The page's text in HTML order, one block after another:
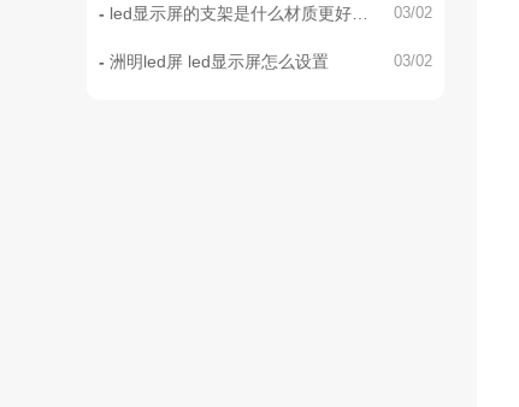
led显示屏的支架是什么材质更好
呢？
03/02
洲明led屏 led显示屏怎么设置 03/02